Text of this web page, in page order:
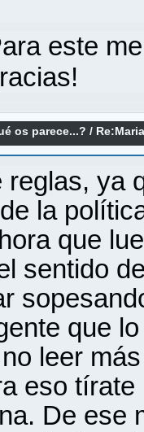
este
os parece...? /
reglas, ya
la
que
sentido
que
leer
eso
De ese